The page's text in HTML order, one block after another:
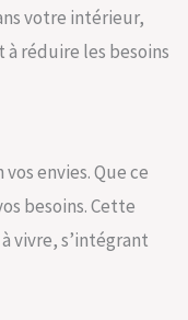
votre intérieur,
réduire les besoins
envies. Que ce
besoins. Cette
vivre, s’intégrant